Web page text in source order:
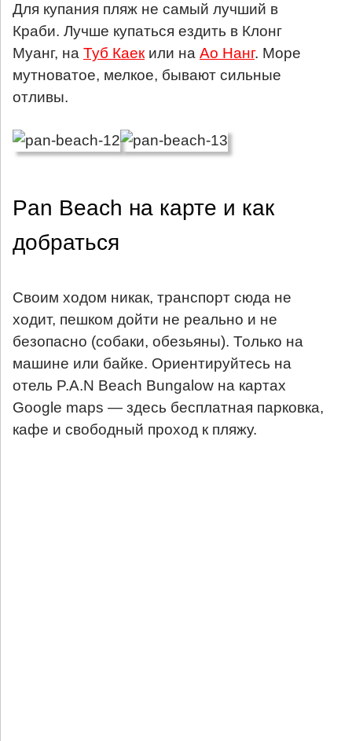
Для купания пляж не самый лучший в
Краби. Лучше купаться ездить в Клонг
Муанг, на Туб Каек или на Ао Нанг. Море
мутноватое, мелкое, бывают сильные
отливы.
Pan Beach на карте и как
добраться
Своим ходом никак, транспорт сюда не
ходит, пешком дойти не реально и не
безопасно (собаки, обезьяны). Только на
машине или байке. Ориентируйтесь на
отель P.A.N Beach Bungalow на картах
Google maps — здесь бесплатная парковка,
кафе и свободный проход к пляжу.